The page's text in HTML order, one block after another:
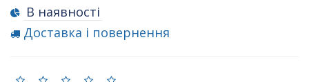
В наявності
Доставка і повернення